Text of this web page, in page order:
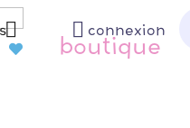
  connexion
boutique